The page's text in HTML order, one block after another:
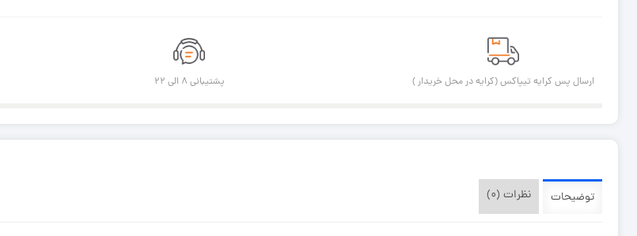
ارسال پس کرایه تیپاکس (کرایه در محل خریدار ) پشتیبانی ۸ الی ۲۲
توضیحات نظرات (۰)